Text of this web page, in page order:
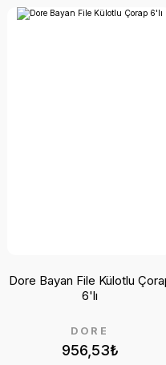
956,53₺
DORE
Dore Bayan File Külotlu
6'lı